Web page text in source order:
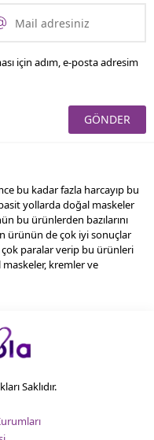
için adım, e-posta adresim
bu kadar fazla harcayıp bu
yollarda doğal maskeler
bu ürünlerden bazılarını
ürünün de çok iyi sonuçlar
paralar verip bu ürünleri
kremler ve
Saklıdır.